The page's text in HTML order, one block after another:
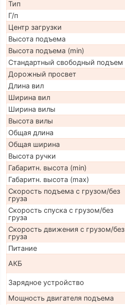
Тип
Г/п
Центр загрузки
Высота подъема
Высота подъема (min)
Стандартный свободный подъем
Дорожный просвет
Длина вил
Ширина вил
Ширина вилы
Высота вилы
Общая длина
Общая ширина
Высота ручки
Габаритн. высота (min)
Габаритн. высота (max)
Скорость подъема с грузом/без
груза
Скорость спуска с грузом/без
груза
Скорость движения с грузом/без
груза
Питание
АКБ
Зарядное устройство
Мощность двигателя подъема